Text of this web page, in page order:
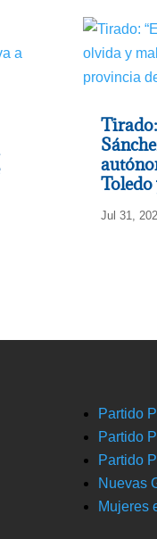
Toledo
Jul 31,
Partido
Partido
Partido
Nuevas
Mujeres